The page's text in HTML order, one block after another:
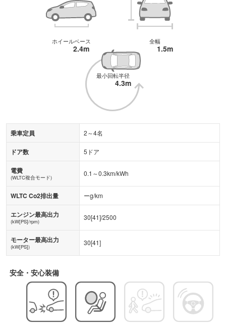
全幅
1.5m
ホイールベース
2.4m
最小回転半径
4.3m
乗車定員 2～4名
ドア数 5ドア
電費
(WLTC複合モード) 0.1～0.3km/kWh
WLTC Co2排出量 ーg/km
エンジン最高出力
(kW[PS]/rpm) 30[41]/2500
モーター最高出力
(kW[PS]) 30[41]
安全・安心装備